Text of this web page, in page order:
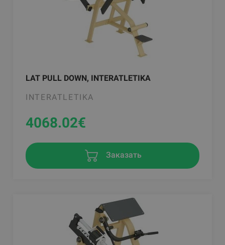
LAT PULL DOWN, INTERATLETIKA
INTERATLETIKA
4068.02€
Заказать